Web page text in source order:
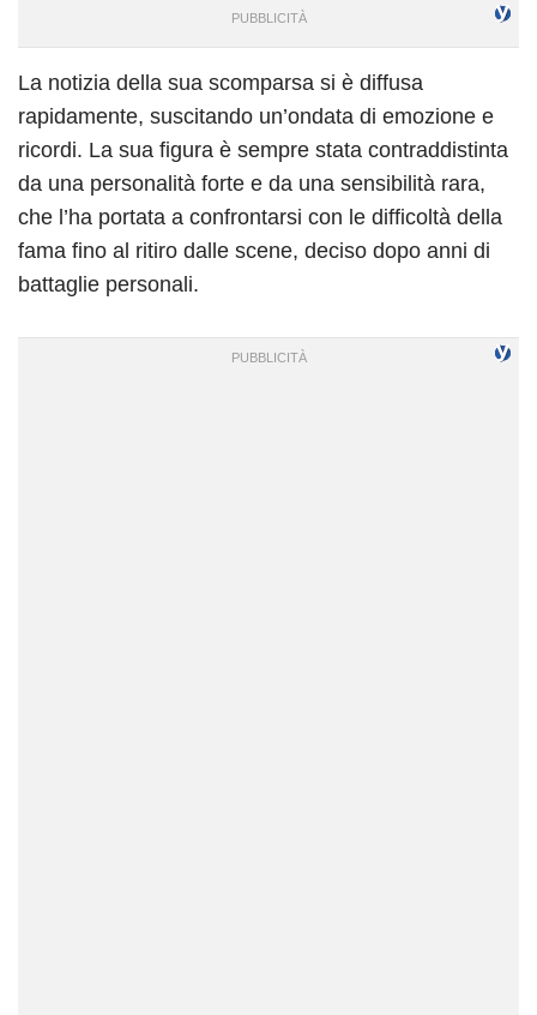
La notizia della sua scomparsa si è diffusa
rapidamente, suscitando un’ondata di emozione e
ricordi. La sua figura è sempre stata contraddistinta
da una personalità forte e da una sensibilità rara,
che l’ha portata a confrontarsi con le difficoltà della
fama fino al ritiro dalle scene, deciso dopo anni di
battaglie personali.